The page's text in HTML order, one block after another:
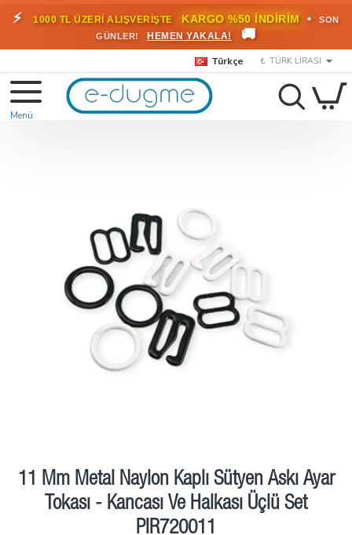
⚡ 1000 TL ÜZERİ ALIŞVERİŞTE KARGO %50 İNDİRİM •
SON
GÜNLER!
HEMEN YAKALA! 🚚
Türkçe ₺ TÜRK LIRASI
11 Mm Metal Naylon Kaplı Sütyen Askı Ayar
Tokası - Kancası Ve Halkası Üçlü Set
PIR720011